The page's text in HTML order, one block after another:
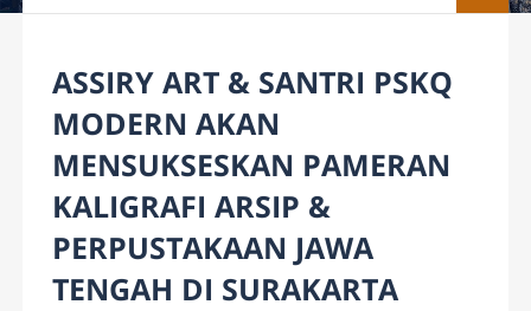
ASSIRY ART & SANTRI PSKQ
MODERN AKAN
MENSUKSESKAN PAMERAN
KALIGRAFI ARSIP &
PERPUSTAKAAN JAWA
TENGAH DI SURAKARTA